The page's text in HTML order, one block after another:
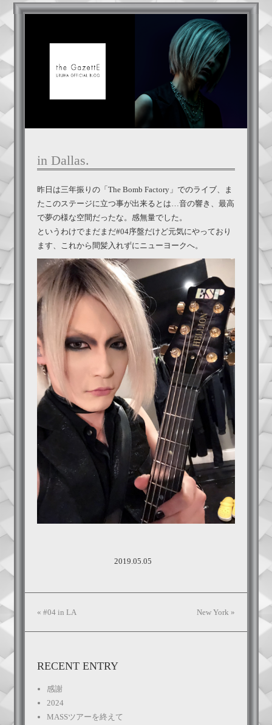
in Dallas.
昨日は三年振りの「The Bomb Factory」でのライブ、ま
たこのステージに立つ事が出来るとは…音の響き、最高
で夢の様な空間だったな。感無量でした。
というわけでまだまだ#04序盤だけど元気にやっており
ます、これから間髪入れずにニューヨークへ。
2019.05.05
« #04 in LA New York »
RECENT ENTRY
感謝
2024
MASSツアーを終えて